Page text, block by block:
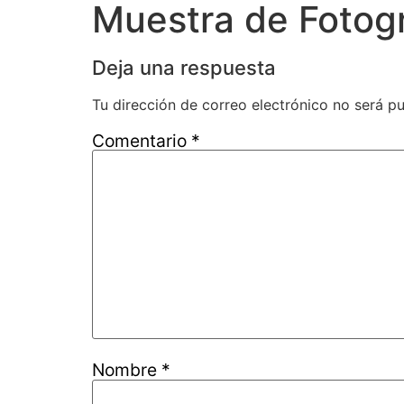
Muestra de
Deja una respuesta
Tu dirección de correo electrónico no será
Comentario *
Nombre *